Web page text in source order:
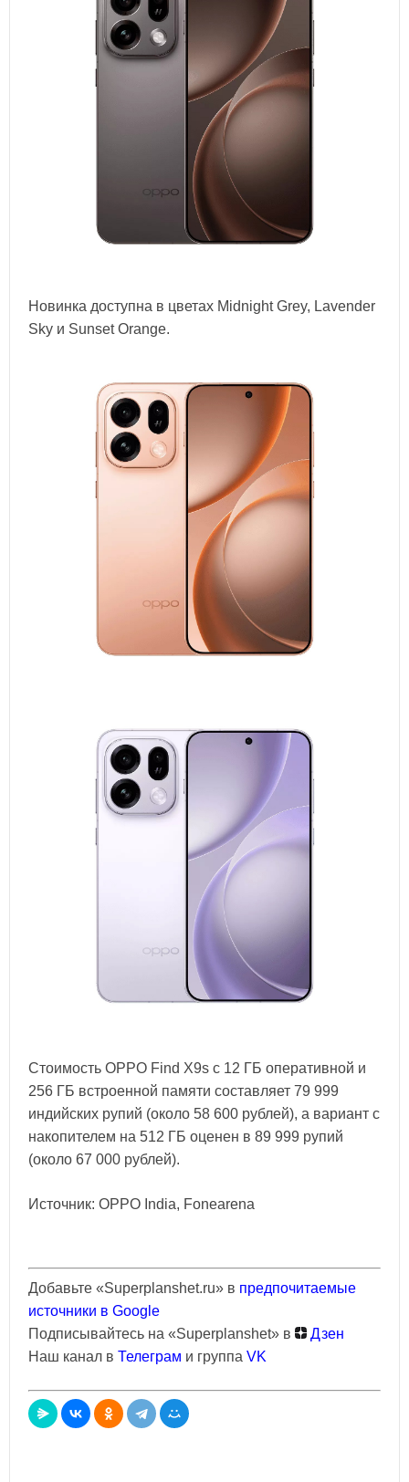
Новинка доступна в цветах Midnight Grey, Lavender
Sky и Sunset Orange.
Стоимость OPPO Find X9s с 12 ГБ оперативной и
256 ГБ встроенной памяти составляет 79 999
индийских рупий (около 58 600 рублей), а вариант с
накопителем на 512 ГБ оценен в 89 999 рупий
(около 67 000 рублей).
Источник: OPPO India, Fonearena
Добавьте «Superplanshet.ru» в предпочитаемые
источники в Google
Подписывайтесь на «Superplanshet» в
Дзен
Наш канал в Телеграм и группа VK